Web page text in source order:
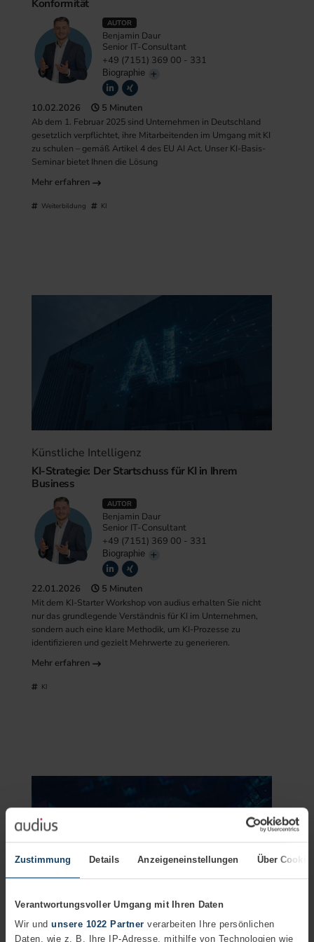
Zustimmung Details Anzeigeneinstellungen Über
Verantwortungsvoller Umgang mit Ihren Daten
Wir undunsere 1022 Partner verarbeiten Ihre persönlichen
Daten, wie z. B. Ihre IP-Adresse, mithilfe von Technologien wie
AUTOR
Benjamin Daur
Senior IT-Consultant
+49 (7151) 369 00 - 331
Biographie
10.02.2026 5 Minuten
Ab dem 1. Februar 2025 sind Unternehmen in Deutschland
gesetzlich verpflichtet, ihre Mitarbeitenden im Umgang mit KI
zu schulen – gemäß Artikel 4 des EU AI Act. Unser KI-Basis-
Seminar bietet Ihnen die Lösung
Mehr erfahren
Weiterbildung KI
Künstliche Intelligenz
KI-Strategie: Der Startschuss für KI in Ihrem
Business
AUTOR
Benjamin Daur
Senior IT-Consultant
+49 (7151) 369 00 - 331
Biographie
22.01.2026 5 Minuten
Mit dem KI-Starter Workshop von audius erhalten Sie nicht
nur das grundlegende Verständnis für KI im Unternehmen,
sondern auch eine klare Methodik, um KI-Prozesse zu
identifizieren und gezielt Mehrwerte zu generieren.
Mehr erfahren
KI
Künstliche Intelligenz